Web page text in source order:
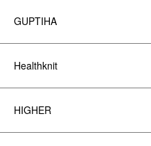
GUPTIHA
Healthknit
HIGHER